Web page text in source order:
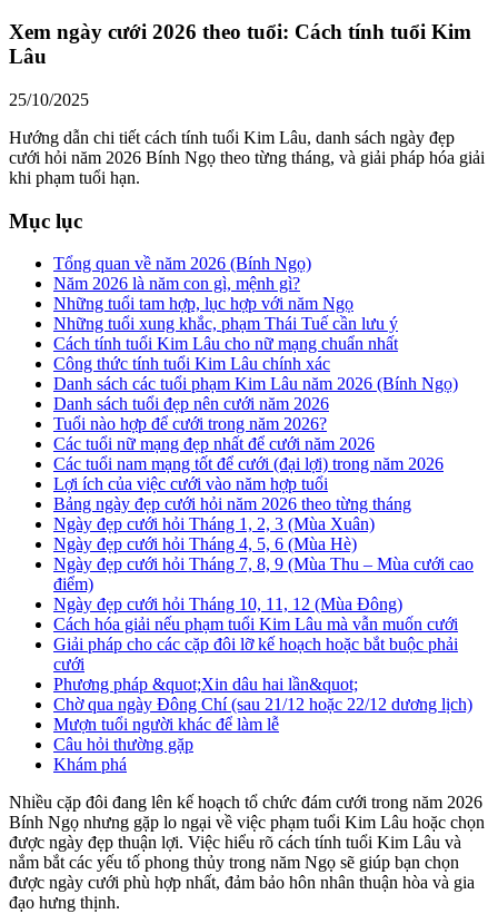
Xem ngày cưới 2026 theo tuổi: Cách tính tuổi Kim
Lâu
25/10/2025
Hướng dẫn chi tiết cách tính tuổi Kim Lâu, danh sách ngày đẹp
cưới hỏi năm 2026 Bính Ngọ theo từng tháng, và giải pháp hóa giải
khi phạm tuổi hạn.
Mục lục
Tổng quan về năm 2026 (Bính Ngọ)
Năm 2026 là năm con gì, mệnh gì?
Những tuổi tam hợp, lục hợp với năm Ngọ
Những tuổi xung khắc, phạm Thái Tuế cần lưu ý
Cách tính tuổi Kim Lâu cho nữ mạng chuẩn nhất
Công thức tính tuổi Kim Lâu chính xác
Danh sách các tuổi phạm Kim Lâu năm 2026 (Bính Ngọ)
Danh sách tuổi đẹp nên cưới năm 2026
Tuổi nào hợp để cưới trong năm 2026?
Các tuổi nữ mạng đẹp nhất để cưới năm 2026
Các tuổi nam mạng tốt để cưới (đại lợi) trong năm 2026
Lợi ích của việc cưới vào năm hợp tuổi
Bảng ngày đẹp cưới hỏi năm 2026 theo từng tháng
Ngày đẹp cưới hỏi Tháng 1, 2, 3 (Mùa Xuân)
Ngày đẹp cưới hỏi Tháng 4, 5, 6 (Mùa Hè)
Ngày đẹp cưới hỏi Tháng 7, 8, 9 (Mùa Thu – Mùa cưới cao
điểm)
Ngày đẹp cưới hỏi Tháng 10, 11, 12 (Mùa Đông)
Cách hóa giải nếu phạm tuổi Kim Lâu mà vẫn muốn cưới
Giải pháp cho các cặp đôi lỡ kế hoạch hoặc bắt buộc phải
cưới
Phương pháp &quot;Xin dâu hai lần&quot;
Chờ qua ngày Đông Chí (sau 21/12 hoặc 22/12 dương lịch)
Mượn tuổi người khác để làm lễ
Câu hỏi thường gặp
Khám phá
Nhiều cặp đôi đang lên kế hoạch tổ chức đám cưới trong năm 2026
Bính Ngọ nhưng gặp lo ngại về việc phạm tuổi Kim Lâu hoặc chọn
được ngày đẹp thuận lợi. Việc hiểu rõ cách tính tuổi Kim Lâu và
nắm bắt các yếu tố phong thủy trong năm Ngọ sẽ giúp bạn chọn
được ngày cưới phù hợp nhất, đảm bảo hôn nhân thuận hòa và gia
đạo hưng thịnh.